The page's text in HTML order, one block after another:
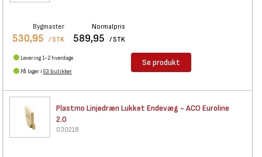
Bygmaster
530,95 / STK
Normalpris
589,95 / STK
Levering 1-2 hverdage
På lager i 53 butikker
Se produkt
Plastmo Linjedræn Lukket Endevæg - ACO Euroline
2.0
030218